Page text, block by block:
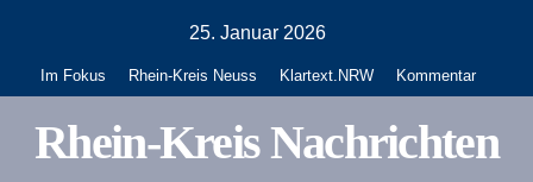
springen
25. Januar 2026
Im Fokus Rhein-Kreis Neuss Klartext.NRW Kommentar
Rhein-Kreis Nachrichten